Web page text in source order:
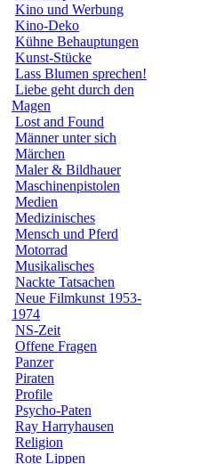
Kino und Werbung
Kino-Deko
Kühne Behauptungen
Kunst-Stücke
Lass Blumen sprechen!
Liebe geht durch den
Magen
Lost and Found
Männer unter sich
Märchen
Maler & Bildhauer
Maschinenpistolen
Medien
Medizinisches
Mensch und Pferd
Motorrad
Musikalisches
Nackte Tatsachen
Neue Filmkunst 1953-
1974
NS-Zeit
Offene Fragen
Panzer
Piraten
Profile
Psycho-Paten
Ray Harryhausen
Religion
Rote Lippen